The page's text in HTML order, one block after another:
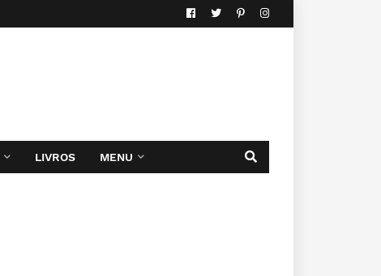
LIVROS MENU